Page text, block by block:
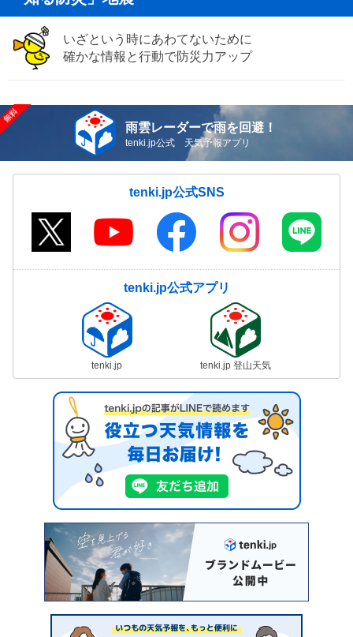
いざという時にあわてないために
確かな情報と行動で防災力アップ
雨雲レーダーで雨を回避！
tenki.jp公式 天気予報アプリ
tenki.jp公式SNS
tenki.jp公式アプリ
tenki.jp tenki.jp 登山天気